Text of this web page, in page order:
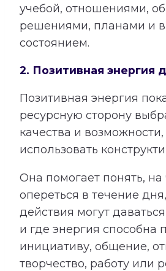
учебой, отношениями,
решениями, планами и
состоянием.
2. Позитивная энергия
Позитивная энергия
ресурсную сторону
качества и
использовать
Она помогает понять,
опереться в течение
действия могут
и где энергия способна
инициативу, общение,
творчество, работу или